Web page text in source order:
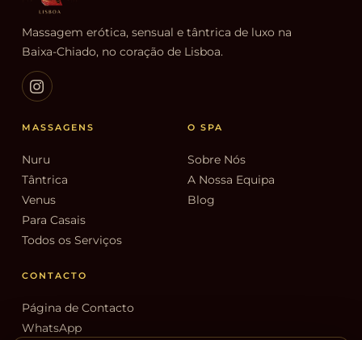
Massagem erótica, sensual e tântrica de luxo na
Baixa-Chiado, no coração de Lisboa.
MASSAGENS
Nuru
Tântrica
Venus
Para Casais
Todos os Serviços
O SPA
Sobre Nós
A Nossa Equipa
Blog
CONTACTO
Página de Contacto
WhatsApp